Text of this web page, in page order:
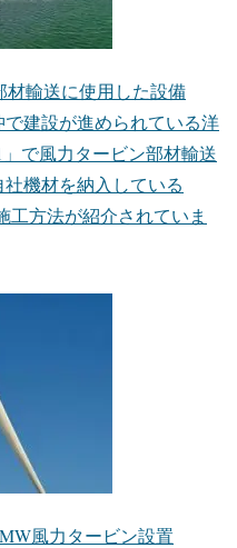
材輸送に使用した設備
建設が進められている洋
」で風力タービン部材輸送
機材を納入している
工方法が紹介されていま
風力タービン設置